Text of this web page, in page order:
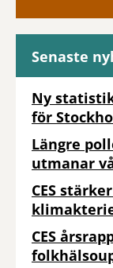
Senaste
Ny
för
Längre
utmanar
CES
CES